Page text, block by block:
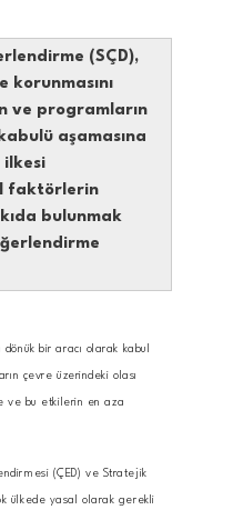
(SÇD),
korunmasını
ve programların
aşamasına
ilkesi
faktörlerin
bulunmak
bir aracı olarak kabul
çevre üzerindeki olası
ve bu etkilerin en aza
(ÇED) ve Stratejik
ülkede yasal olarak gerekli